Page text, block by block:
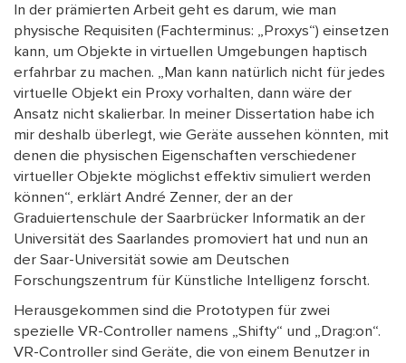
In der prämierten Arbeit geht es darum, wie man
physische Requisiten (Fachterminus: „Proxys“) einsetzen
kann, um Objekte in virtuellen Umgebungen haptisch
erfahrbar zu machen. „Man kann natürlich nicht für jedes
virtuelle Objekt ein Proxy vorhalten, dann wäre der
Ansatz nicht skalierbar. In meiner Dissertation habe ich
mir deshalb überlegt, wie Geräte aussehen könnten, mit
denen die physischen Eigenschaften verschiedener
virtueller Objekte möglichst effektiv simuliert werden
können“, erklärt André Zenner, der an der
Graduiertenschule der Saarbrücker Informatik an der
Universität des Saarlandes promoviert hat und nun an
der Saar-Universität sowie am Deutschen
Forschungszentrum für Künstliche Intelligenz forscht.
Herausgekommen sind die Prototypen für zwei
spezielle VR-Controller namens „Shifty“ und „Drag:on“.
VR-Controller sind Geräte, die von einem Benutzer in